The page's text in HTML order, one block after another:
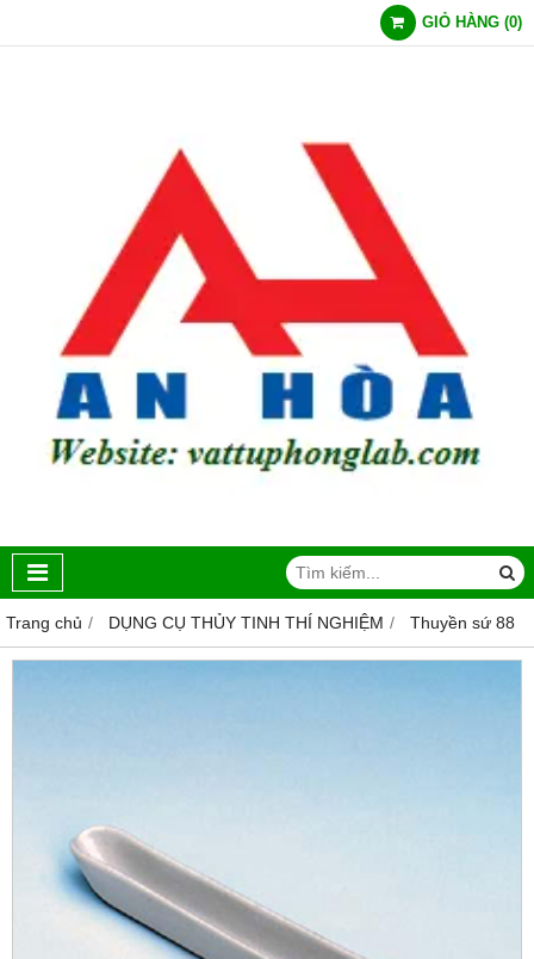
GIỎ HÀNG (0)
Trang chủ DỤNG CỤ THỦY TINH THÍ NGHIỆM Thuyền sứ 88